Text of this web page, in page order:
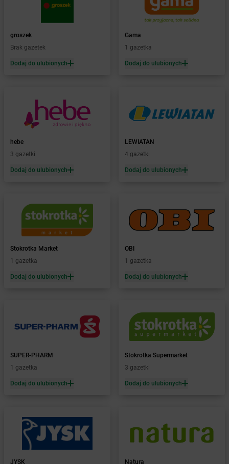
Barwałd Średni
Żabka Bełchatów
Żabka Bestwinka
Żabka Bezrzecze
Żabka
Żabka Biała
Żabka
Biała Druga
Biała Rawska
Żabka Białe Błota
Żabka Białka
Żabka Białka Tatrzańska
Żabka Białobrzegi
Żabka Bialogard
Żabka Białogóra
Żabka Białystok
Żabka Biecz
Żabka Biedrusko
Żabka Bielany Wrocławskie
Żabka Bielsk Podlaski
Żabka
Bielsko
Bielsko-Biała
Żabka
groszek
Brak gazetek
Dodaj do ulubionych
Gama
1 gazetka
Dodaj do ulubionych
hebe
3 gazetki
Dodaj do ulubionych
LEWIATAN
4 gazetki
Dodaj do ulubionych
Stokrotka Market
1 gazetka
Dodaj do ulubionych
OBI
1 gazetka
Dodaj do ulubionych
SUPER-PHARM
1 gazetka
Dodaj do ulubionych
Stokrotka Supermarket
3 gazetki
Dodaj do ulubionych
JYSK Natura